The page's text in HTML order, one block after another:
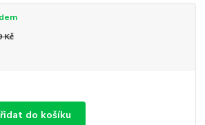
Kč
do košíku